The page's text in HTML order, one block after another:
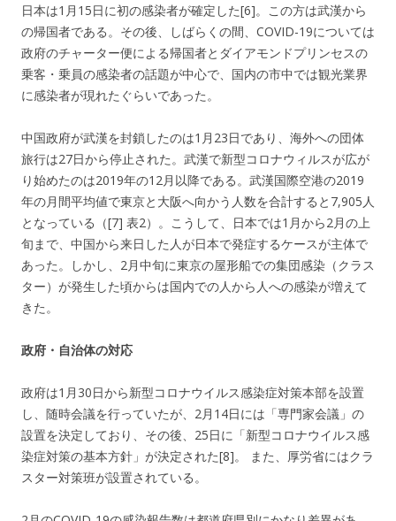
日本は1月15日に初の感染者が確定した[6]。この方は武漢から
の帰国者である。その後、しばらくの間、COVID-19については
政府のチャーター便による帰国者とダイアモンドプリンセスの
乗客・乗員の感染者の話題が中心で、国内の市中では観光業界
に感染者が現れたぐらいであった。
中国政府が武漢を封鎖したのは1月23日であり、海外への団体
旅行は27日から停止された。武漢で新型コロナウィルスが広が
り始めたのは2019年の12月以降である。武漢国際空港の2019
年の月間平均値で東京と大阪へ向かう人数を合計すると7,905人
となっている（[7] 表2）。こうして、日本では1月から2月の上
旬まで、中国から来日した人が日本で発症するケースが主体で
あった。しかし、2月中旬に東京の屋形船での集団感染（クラス
ター）が発生した頃からは国内での人から人への感染が増えて
きた。
政府・自治体の対応
政府は1月30日から新型コロナウイルス感染症対策本部を設置
し、随時会議を行っていたが、2月14日には「専門家会議」の
設置を決定しており、その後、25日に「新型コロナウイルス感
染症対策の基本方針」が決定された[8]。 また、厚労省にはクラ
スター対策班が設置されている。